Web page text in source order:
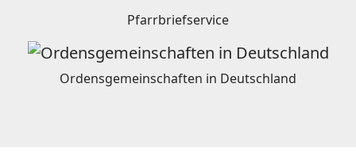
Pfarrbriefservice
Ordensgemeinschaften in Deutschland